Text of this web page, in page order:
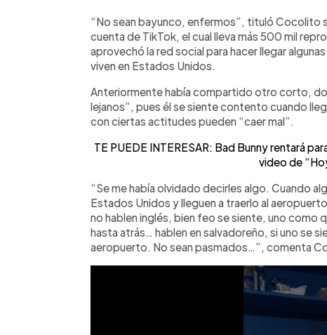
► Escuchar artículo
“No sean bayunco, enfermos”, tituló Cocolito
cuenta de TikTok, el cual lleva más 500 mil
aprovechó la red social para hacer llegar
viven en Estados Unidos.
Anteriormente había compartido otro corto,
lejanos”, pues él se siente contento cuando
con ciertas actitudes pueden “caer mal”.
TE PUEDE INTERESAR: Bad Bunny rentará
video de
“Se me había olvidado decirles algo. Cuando
Estados Unidos y lleguen a traerlo al
no hablen inglés, bien feo se siente, uno como
hasta atrás… hablen en salvadoreño, si uno se
aeropuerto. No sean pasmados…”, comenta